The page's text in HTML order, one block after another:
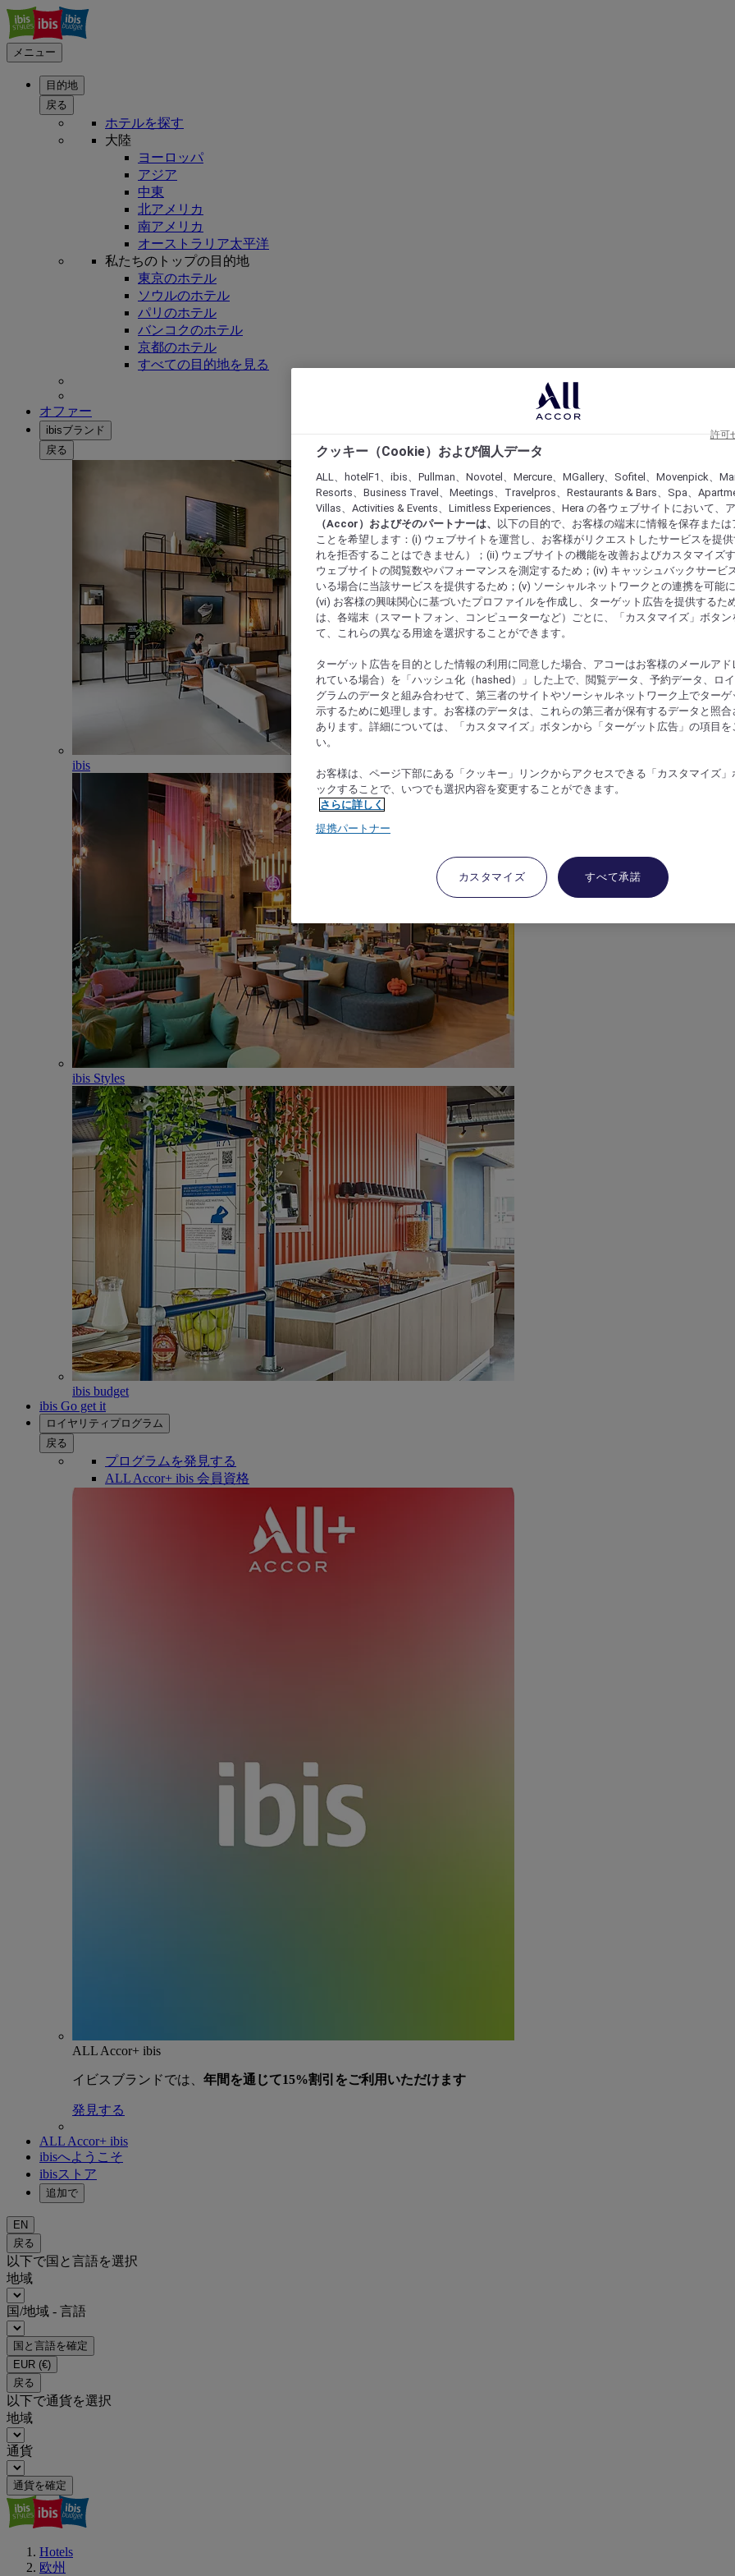
メニュー
目的地
戻る
ホテルを探す
大陸
ヨーロッパ
アジア
中東
北アメリカ
南アメリカ
オーストラリア太平洋
私たちのトップの目的地
東京のホテル
ソウルのホテル
パリのホテル
バンコクのホテル
京都のホテル
すべての目的地を見る
オファー
ibisブランド
戻る
ibis
ibis Styles
ibis budget
ibis Go get it
ロイヤリティプログラム
戻る
プログラムを発見する
ALL Accor+ ibis 会員資格
ALL Accor+ ibis
イビスブランドでは、 年間を通じて15%割引をご利用いただけます
発見する
ALL Accor+ ibis
ibisへようこそ
ibisストア
追加で
EN
戻る
以下で国と言語を選択
地域
国/地域 - 言語
国と言語を確定
EUR (€)
戻る
以下で通貨を選択
地域
通貨
通貨を確定
Hotels
欧州
クッキー（Cookie）および個人データ
ALL、hotelF1、ibis、Pullman、Novotel、Mercure、MGallery、Sofitel、Movenpick、
Resorts、Business Travel、Meetings、Travelpros、Restaurants & Bars、Spa、
Villas、Activities & Events、Limitless Experiences、Hera の各ウェブサイトにおいて、
（Accor）およびそのパートナーは、
以下の目的で、お客様の端末に情報を保存または
ことを希望します：(i) ウェブサイトを運営し、お客様がリクエストしたサービスを提供
れを拒否することはできません）；(ii) ウェブサイトの機能を改善およびカスタマイズ
ウェブサイトの閲覧数やパフォーマンスを測定するため；(iv) キャッシュバックサービ
いる場合に当該サービスを提供するため；(v) ソーシャルネットワークとの連携を可能
(vi) お客様の興味関心に基づいたプロファイルを作成し、ターゲット広告を提供するた
は、各端末（スマートフォン、コンピューターなど）ごとに、「カスタマイズ」ボタン
て、これらの異なる用途を選択することができます。
ターゲット広告を目的とした情報の利用に同意した場合、アコーはお客様のメールアド
れている場合）を「ハッシュ化（hashed）」した上で、閲覧データ、予約データ、ロ
グラムのデータと組み合わせて、第三者のサイトやソーシャルネットワーク上でター
示するために処理します。お客様のデータは、これらの第三者が保有するデータと照合
あります。詳細については、「カスタマイズ」ボタンから「ターゲット広告」の項目を
い。
お客様は、ページ下部にある「クッキー」リンクからアクセスできる「カスタマイズ」
ックすることで、いつでも選択内容を変更することができます。
さらに詳しく
提携パートナー
カスタマイズ すべて承諾
許可